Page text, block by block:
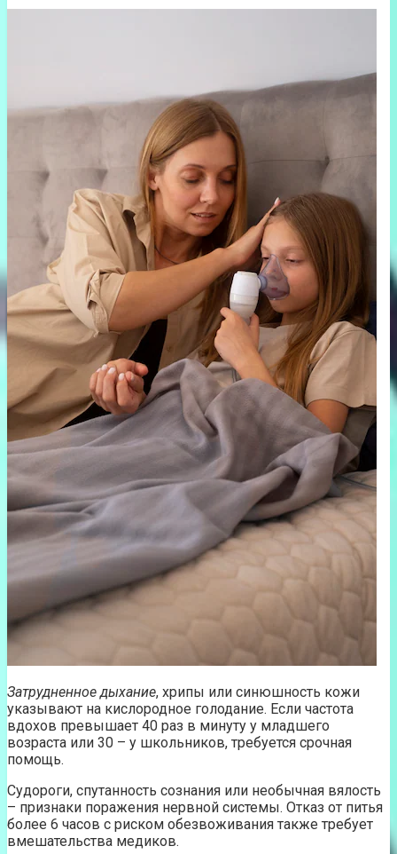
Затрудненное дыхание, хрипы или синюшность кожи
указывают на кислородное голодание. Если частота
вдохов превышает 40 раз в минуту у младшего
возраста или 30 – у школьников, требуется срочная
помощь.
Судороги, спутанность сознания или необычная вялость
– признаки поражения нервной системы. Отказ от питья
более 6 часов с риском обезвоживания также требует
вмешательства медиков.